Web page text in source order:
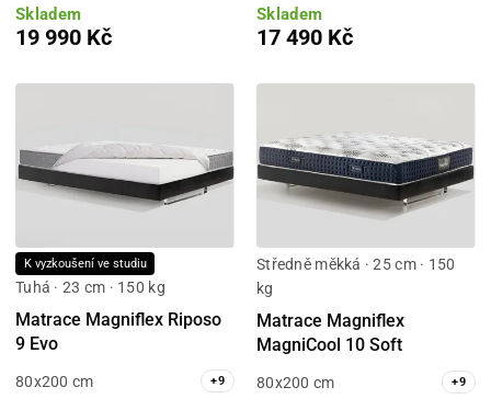
Skladem
19 990 Kč
Skladem
17 490 Kč
K vyzkoušení ve studiu
Tuhá · 23 cm · 150 kg
Matrace Magniflex Riposo
9 Evo
80x200 cm +9
Středně měkká · 25 cm · 150
kg
Matrace Magniflex
MagniCool 10 Soft
80x200 cm +9